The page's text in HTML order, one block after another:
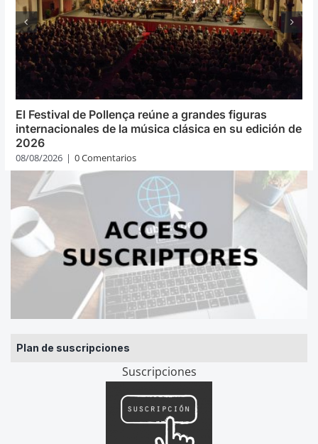
Plan de suscripciones
Suscripciones
El Festival de Pollença reúne a grandes figuras
internacionales de la música clásica en su edición de
2026
08/08/2026 | 0 Comentarios